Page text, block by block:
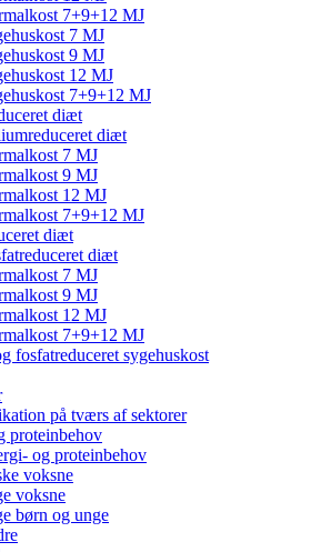
7+9+12 MJ
7 MJ
9 MJ
12 MJ
7+9+12 MJ
diæt
diæt
7 MJ
9 MJ
12 MJ
7+9+12 MJ
diæt
diæt
7 MJ
9 MJ
12 MJ
7+9+12 MJ
fosfatreduceret sygehuskost
på tværs af sektorer
proteinbehov
og proteinbehov
voksne
voksne
børn og unge